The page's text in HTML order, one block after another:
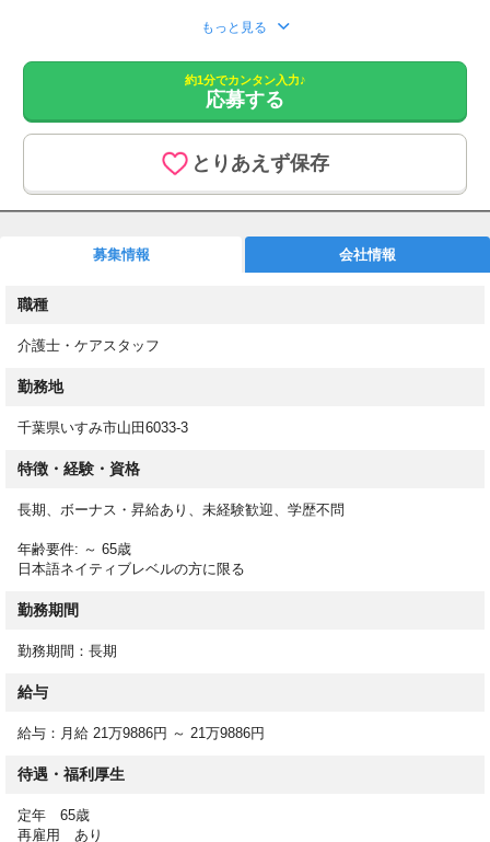
■お一人お一人のご希望の条件を、専任の担当がじっくり伺っ
■職場の雰囲気など、詳細な情報もご紹介。
■面接対策や、履歴の添削など、転職活動を全面的にサポート！
■非公開の特別求人もございます。
■LINEでの転職相談も行っております。
特養＜地域に根ざした老人施設＞でのお仕事です
・入居者の介護全般（食事・入浴・排泄）等
・行事実施
・記録等の事務
・その他付随する業務をお願いします。
活の自立を支援するサービス提供を中心に行います。
けでなく、散歩や買い物の援助、行事やレクリエーションの実
施、利用者の家族の介護方法のアドバイスを行うことも大切な仕
事です。
06:45-15:45
11:45-21:00
20:45-07:00休憩時間（日勤） 60分
時間外月平均10時間程度
もっと見る
とりあえず保存
約1分でカンタン入力♪
応募する
募集情報 会社情報
職種
介護士・ケアスタッフ
勤務地
千葉県いすみ市山田6033-3
特徴・経験・資格
長期、ボーナス・昇給あり、未経験歓迎、学歴不問
年齢要件: ～ 65歳
日本語ネイティブレベルの方に限る
勤務期間
勤務期間：長期
給与
給与：月給 21万9886円 ～ 21万9886円
待遇・福利厚生
定年 65歳
再雇用 あり